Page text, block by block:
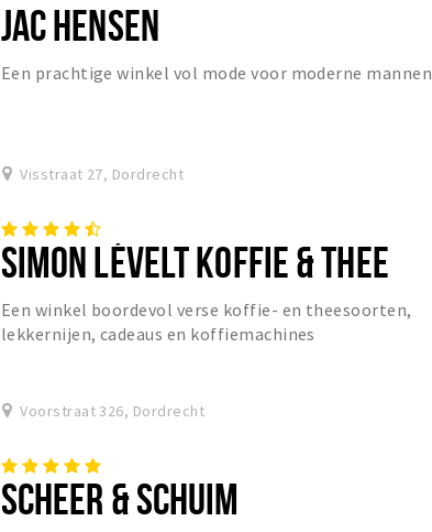
JAC HENSEN
Een prachtige winkel vol mode voor moderne mannen
Visstraat 27, Dordrecht
SIMON LÉVELT KOFFIE & THEE
Een winkel boordevol verse koffie- en theesoorten,
lekkernijen, cadeaus en koffiemachines
Voorstraat 326, Dordrecht
SCHEER & SCHUIM